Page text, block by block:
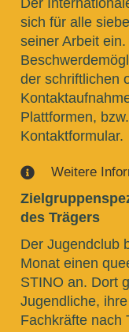
Der
sich für alle
seiner Arbeit
der schriftlichen
Plattformen,
Kontaktformular.
 Weitere
des Trägers
Der Jugendclub
Monat einen
STINO an. Dort
Jugendliche,
Fachkräfte nach